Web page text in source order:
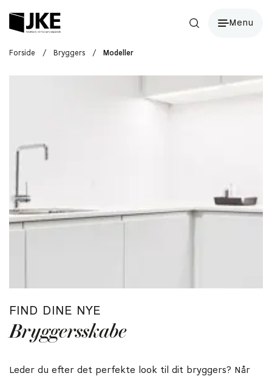
Menu
Forside / Bryggers / Modeller
FIND DINE NYE
Bryggersskabe
Leder du efter det perfekte look til dit bryggers? Når